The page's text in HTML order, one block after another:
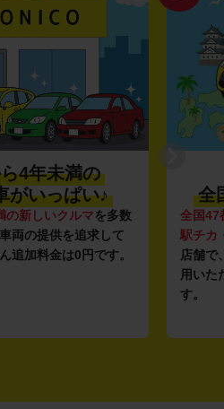
4年未満の
がいっぱい♪
の新しいクルマを多数
両の提供を追求して
追加料金は0円です。
全
全国47
駅チカ
店舗で
用いた
す。